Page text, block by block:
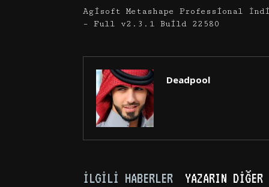
Agisoft Metashape Professional
– Full v2.3.1 Build 22580
Deadpool
İLGILI HABERLER YAZARIN